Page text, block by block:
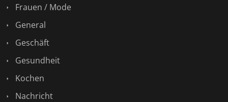
Frauen / Mode
General
Geschäft
Gesundheit
Kochen
Nachricht